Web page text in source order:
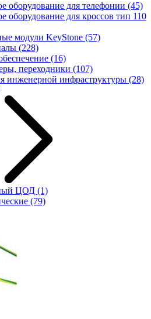
оборудование для телефонии (45)
оборудование для кроссов тип 110
модули KeyStone (57)
(228)
(16)
переходники (107)
инженерной инфраструктуры (28)
ЦОД (1)
(79)